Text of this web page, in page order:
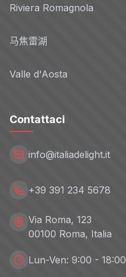
Riviera Romagnola
马焦雷湖
Valle d'Aosta
Contattaci
info@italiadelight.it
+39 391 234 5678
Via Roma, 123
00100 Roma, Italia
Lun-Ven: 9:00 - 18:00